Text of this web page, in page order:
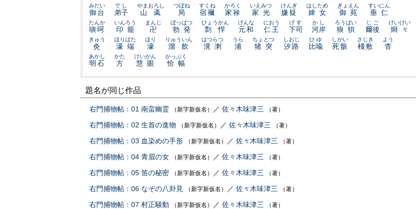
御台
みだい
弟子
でし
山颪
やまおろし
局
つぼね
宿禰
すくね
家禄
かろく
家光
いえみつ
嫌疑
けんぎ
婢女
はしため
御苑
ぎょえん
垂仁
すいにん
啖呵
たんか
印籠
いんろう
卍
まんじ
勃発
ぼっぱつ
剽悍
ひょうかん
元和
げんな
仁王
におう
下司
げす
河岸
かし
狼狽
ろうばい
爾後
じご
烱々
けいけい
灸
きゅう
濠端
ほりばた
濠
ほり
溜飲
りゅういん
溌溂
はつらつ
浦
うら
猪突
ちょとつ
汐路
しおじ
比喩
ひゆ
死骸
しがい
棧敷
さじき
杳
よう
明石
あかし
方
かた
慧眼
けいがん
恰幅
かっぷく
題名が同じ作品
右門捕物帖：01 南蛮幽霊 （新字新仮名） ／ 佐々木味津三 （著）
右門捕物帖：02 生首の進物 （新字新仮名） ／ 佐々木味津三 （著）
右門捕物帖：03 血染めの手形 （新字新仮名） ／ 佐々木味津三 （著）
右門捕物帖：04 青眉の女 （新字新仮名） ／ 佐々木味津三 （著）
右門捕物帖：05 笛の秘密 （新字新仮名） ／ 佐々木味津三 （著）
右門捕物帖：06 なぞの八卦見 （新字新仮名） ／ 佐々木味津三 （著）
右門捕物帖：07 村正騒動 （新字新仮名） ／ 佐々木味津三 （著）